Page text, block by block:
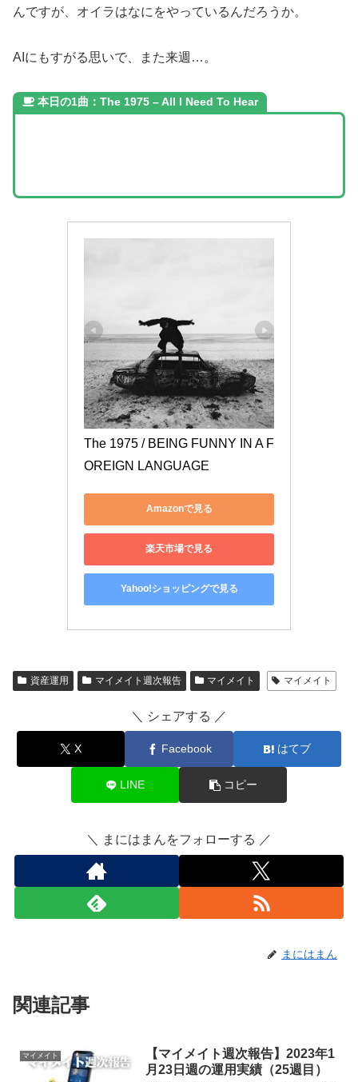
んですが、オイラはなにをやっているんだろうか。
AIにもすがる思いで、また来週…。
本日の1曲：The 1975 – All I Need To Hear
The 1975 / BEING FUNNY IN A F
OREIGN LANGUAGE
Amazonで見る
楽天市場で見る
Yahoo!ショッピングで見る
資産運用 マイメイト週次報告 マイメイト マイメイト
＼ シェアする ／
X Facebook はてブ
LINE コピー
＼ まにはまんをフォローする ／
まにはまん
関連記事
マイメイト
【マイメイト週次報告】2023年1
月23日週の運用実績（25週目）